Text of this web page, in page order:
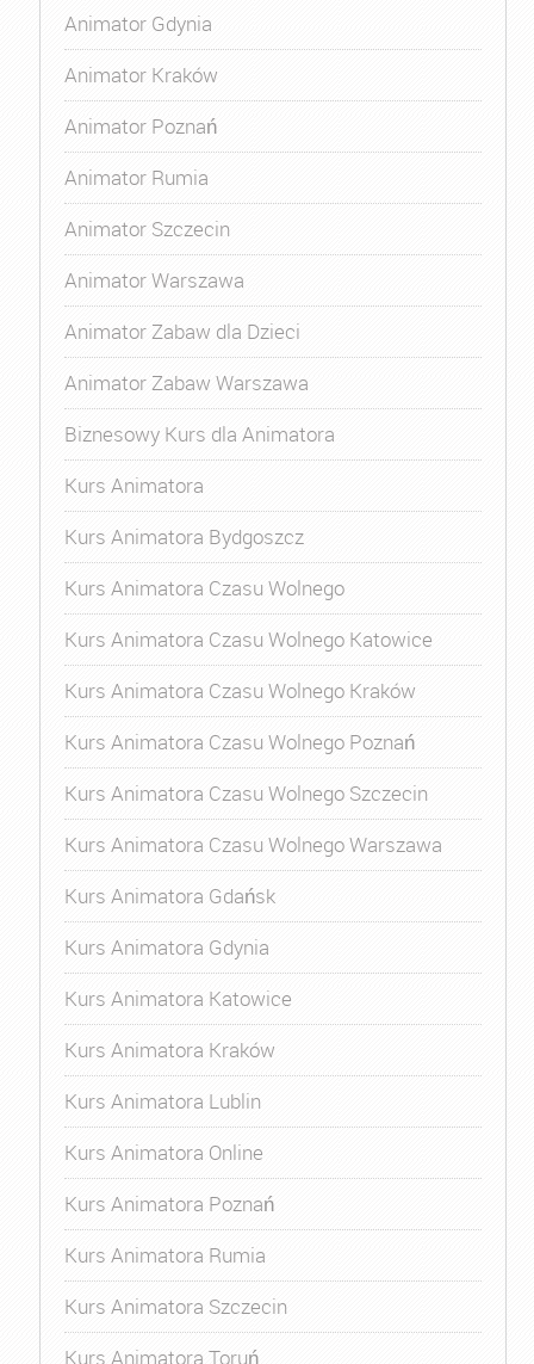
Animator Gdynia
Animator Kraków
Animator Poznań
Animator Rumia
Animator Szczecin
Animator Warszawa
Animator Zabaw dla Dzieci
Animator Zabaw Warszawa
Biznesowy Kurs dla Animatora
Kurs Animatora
Kurs Animatora Bydgoszcz
Kurs Animatora Czasu Wolnego
Kurs Animatora Czasu Wolnego Katowice
Kurs Animatora Czasu Wolnego Kraków
Kurs Animatora Czasu Wolnego Poznań
Kurs Animatora Czasu Wolnego Szczecin
Kurs Animatora Czasu Wolnego Warszawa
Kurs Animatora Gdańsk
Kurs Animatora Gdynia
Kurs Animatora Katowice
Kurs Animatora Kraków
Kurs Animatora Lublin
Kurs Animatora Online
Kurs Animatora Poznań
Kurs Animatora Rumia
Kurs Animatora Szczecin
Kurs Animatora Toruń